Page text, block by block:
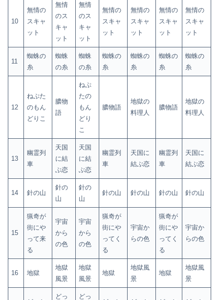
10
無情の
スキャ
ット
無情
のス
キャ
ット
無情
のス
キャ
ット
無情の
スキャ
ット
無情の
スキャ
ット
無情の
スキャ
ット
無情の
スキャ
ット
11
蜘蛛の
糸
蜘蛛
の糸
蜘蛛
の糸
蜘蛛の
糸
蜘蛛の
糸
蜘蛛の
糸
蜘蛛の
糸
12
ねぷた
のもん
どりこ
膿物
語
ねぷ
たの
もん
どり
こ
膿物語
地獄の
料理人
膿物語
地獄の
料理人
13
幽霊列
車
天国
に結
ぶ恋
天国
に結
ぶ恋
幽霊列
車
天国に
結ぶ恋
幽霊列
車
天国に
結ぶ恋
14 針の山
針の
山
針の
山
針の山 針の山 針の山 針の山
15
猟奇が
街にや
って来
る
宇宙
から
の色
宇宙
から
の色
猟奇が
街にや
ってく
る
宇宙か
らの色
猟奇が
街にや
ってく
る
宇宙か
らの色
16 地獄
地獄
風景
地獄
風景
地獄
地獄風
景
地獄
地獄風
景
どっ
どっ